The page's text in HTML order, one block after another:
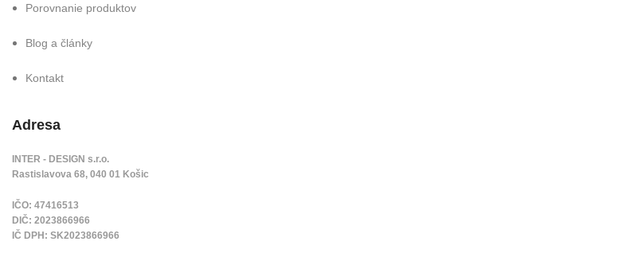
Porovnanie produktov
Blog a články
Kontakt
Adresa
INTER - DESIGN s.r.o.
Rastislavova 68, 040 01 Košic
IČO: 47416513
DIČ: 2023866966
IČ DPH: SK2023866966